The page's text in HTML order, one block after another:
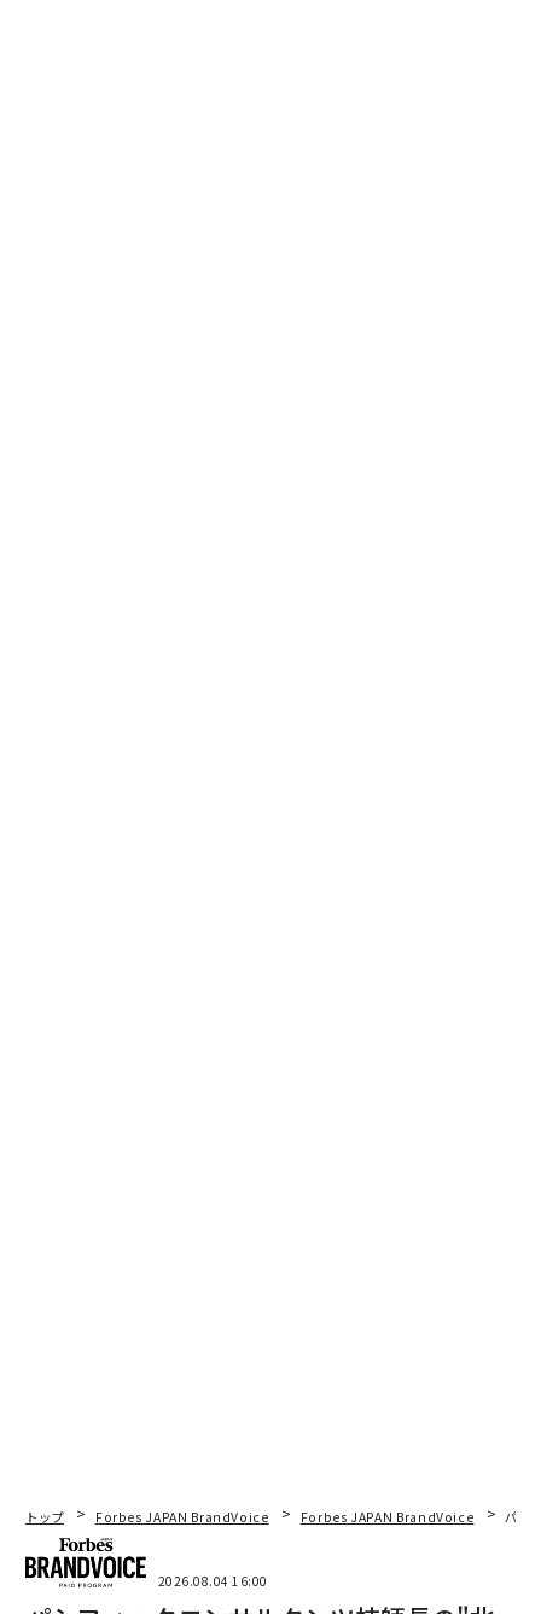
成長戦略はなぜ失速するのか：フードサービス業界に学ぶ「キャパシテ
ィ・ファースト」の発想
アマゾン米本社で学んだ「上司は使え」。ボスの取説入手で「マネージン
グUP」せよ！
トップ Forbes JAPAN BrandVoice Forbes JAPAN BrandVoice パシ
2026.08.04 16:00